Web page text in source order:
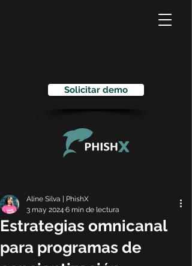
Solicitar demo
Estrategias omnicanal
para programas de
Aline Silva | PhishX
3 may 2024 6 min de lectura